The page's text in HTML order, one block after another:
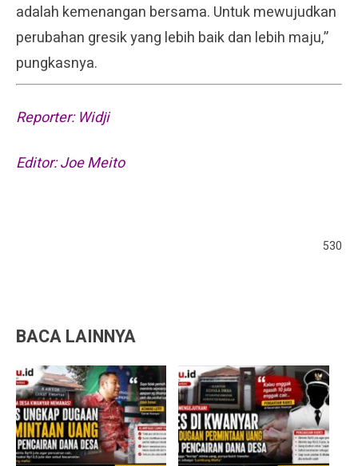
adalah kemenangan bersama. Untuk mewujudkan
perubahan gresik yang lebih baik dan lebih maju,”
pungkasnya.
Reporter: Widji
Editor: Joe Meito
530
BACA LAINNYA